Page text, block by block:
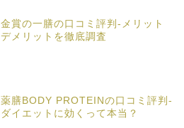
金賞の一膳の口コミ評判-メリット
デメリットを徹底調査
薬膳BODY PROTEINの口コミ評判-
ダイエットに効くって本当？